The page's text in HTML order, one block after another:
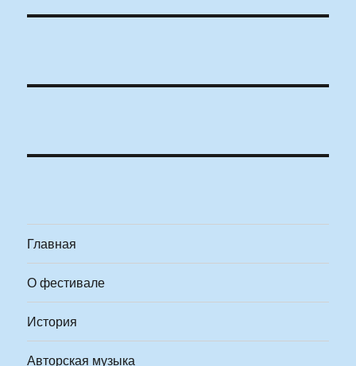
Главная
О фестивале
История
Авторская музыка